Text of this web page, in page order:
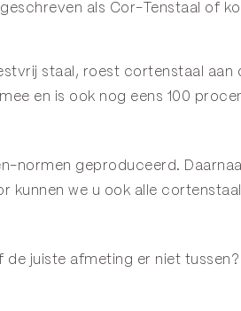
als Cor-Tenstaal of
staal, roest cortenstaal
en is ook nog eens 100
normen geproduceerd.
kunnen we u ook alle
juiste afmeting er niet